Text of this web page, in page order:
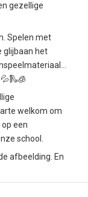
gezellige
Spelen met
glijbaan het
welkom om
een
school.
afbeelding. En